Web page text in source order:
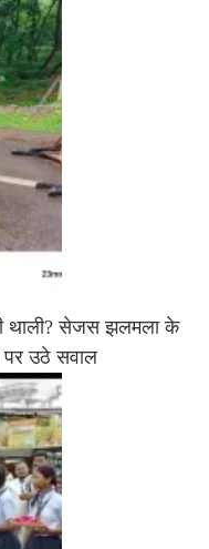
थाली? सेजस झलमला के
उठे सवाल